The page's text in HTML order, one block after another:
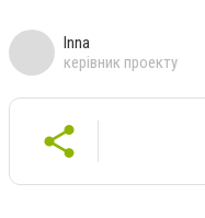
Inna
керівник проекту